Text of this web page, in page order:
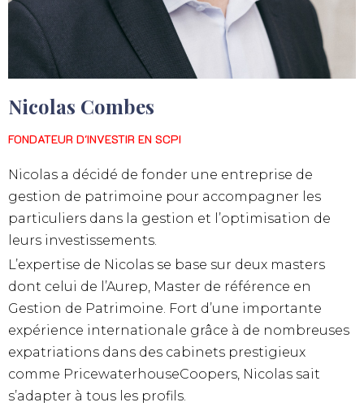
Nicolas Combes
FONDATEUR D'INVESTIR EN SCPI
Nicolas a décidé de fonder une entreprise de
gestion de patrimoine pour accompagner les
particuliers dans la gestion et l’optimisation de
leurs investissements.
L’expertise de Nicolas se base sur deux masters
dont celui de l’Aurep, Master de référence en
Gestion de Patrimoine. Fort d’une importante
expérience internationale grâce à de nombreuses
expatriations dans des cabinets prestigieux
comme PricewaterhouseCoopers, Nicolas sait
s’adapter à tous les profils.